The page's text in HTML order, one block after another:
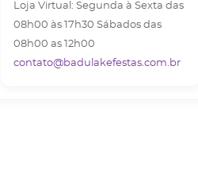
Loja Virtual: Segunda à Sexta das
08h00 às 17h30 Sábados das
08h00 as 12h00
contato@badulakefestas.com.br